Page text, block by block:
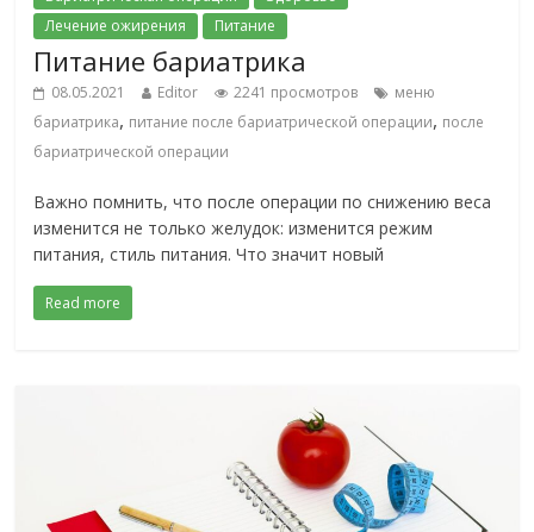
Лечение ожирения
Питание
Питание бариатрика
08.05.2021 Editor 2241 просмотров
меню
бариатрика, питание после бариатрической операции, после
бариатрической операции
Важно помнить, что после операции по снижению веса
изменится не только желудок: изменится режим
питания, стиль питания. Что значит новый
Read more